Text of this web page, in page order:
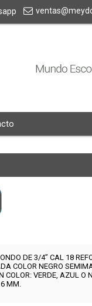
DE 3/4” CAL 18
COLOR NEGRO
COLOR: VERDE, AZUL O
MM.